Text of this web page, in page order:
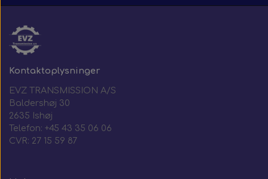
Kontaktoplysninger
EVZ TRANSMISSION A/S
Baldershøj 30
2635 Ishøj
Telefon: +45 43 35 06 06
CVR: 27 15 59 87